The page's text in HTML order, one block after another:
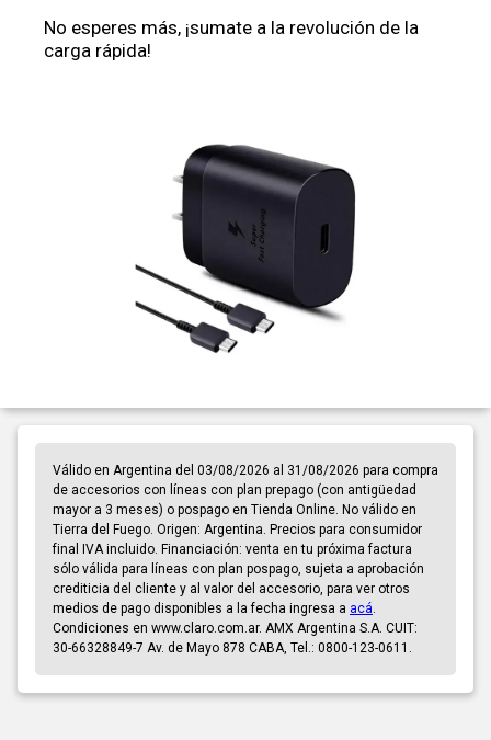
No esperes más, ¡sumate a la revolución de la
carga rápida!
Válido en Argentina del 03/08/2026 al 31/08/2026 para compra
de accesorios con líneas con plan prepago (con antigüedad
mayor a 3 meses) o pospago en Tienda Online. No válido en
Tierra del Fuego. Origen: Argentina. Precios para consumidor
final IVA incluido. Financiación: venta en tu próxima factura
sólo válida para líneas con plan pospago, sujeta a aprobación
crediticia del cliente y al valor del accesorio, para ver otros
medios de pago disponibles a la fecha ingresa a acá
Condiciones en www.claro.com.ar. AMX Argentina S.A. CUIT:
30-66328849-7 Av. de Mayo 878 CABA, Tel.: 0800-123-0611.